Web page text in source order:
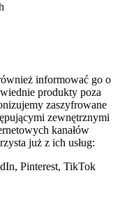
informować go o
produkty poza
zaszyfrowane
zewnętrznymi
kanałów
już z ich usług:
Pinterest, TikTok